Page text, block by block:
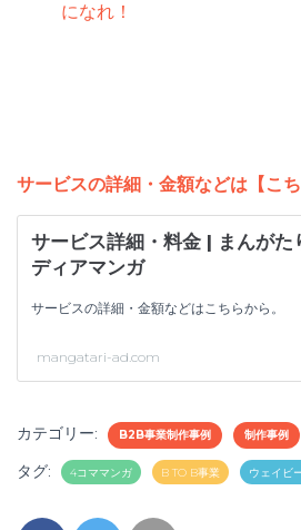
になれ！
サービスの詳細・金額などは【こ
サービス詳細・料金 | まんがた
ディアマンガ
サービスの詳細・金額などはこちらから。
mangatari-ad.com
カテゴリー: B2B事業制作事例 制作事例
タグ: 4コママンガ B TO B事業 ウェイビ